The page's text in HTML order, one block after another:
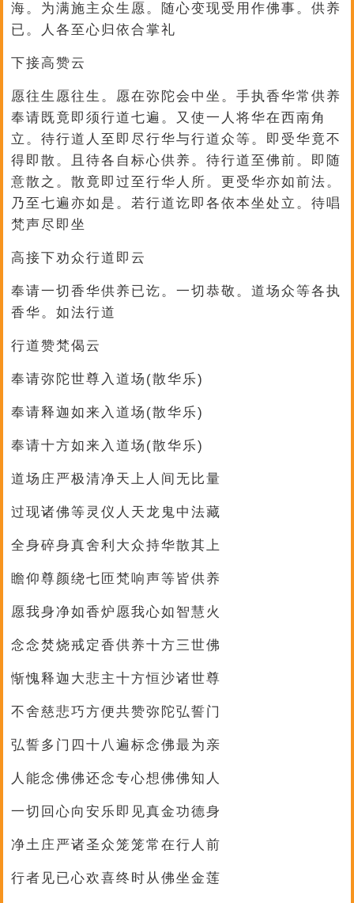
海。为满施主众生愿。随心变现受用作佛事。供养
已。人各至心归依合掌礼
下接高赞云
愿往生愿往生。愿在弥陀会中坐。手执香华常供养
奉请既竟即须行道七遍。又使一人将华在西南角
立。待行道人至即尽行华与行道众等。即受华竟不
得即散。且待各自标心供养。待行道至佛前。即随
意散之。散竟即过至行华人所。更受华亦如前法。
乃至七遍亦如是。若行道讫即各依本坐处立。待唱
梵声尽即坐
高接下劝众行道即云
奉请一切香华供养已讫。一切恭敬。道场众等各执
香华。如法行道
行道赞梵偈云
奉请弥陀世尊入道场(散华乐)
奉请释迦如来入道场(散华乐)
奉请十方如来入道场(散华乐)
道场庄严极清净天上人间无比量
过现诸佛等灵仪人天龙鬼中法藏
全身碎身真舍利大众持华散其上
瞻仰尊颜绕七匝梵响声等皆供养
愿我身净如香炉愿我心如智慧火
念念焚烧戒定香供养十方三世佛
惭愧释迦大悲主十方恒沙诸世尊
不舍慈悲巧方便共赞弥陀弘誓门
弘誓多门四十八遍标念佛最为亲
人能念佛佛还念专心想佛佛知人
一切回心向安乐即见真金功德身
净土庄严诸圣众笼笼常在行人前
行者见已心欢喜终时从佛坐金莲